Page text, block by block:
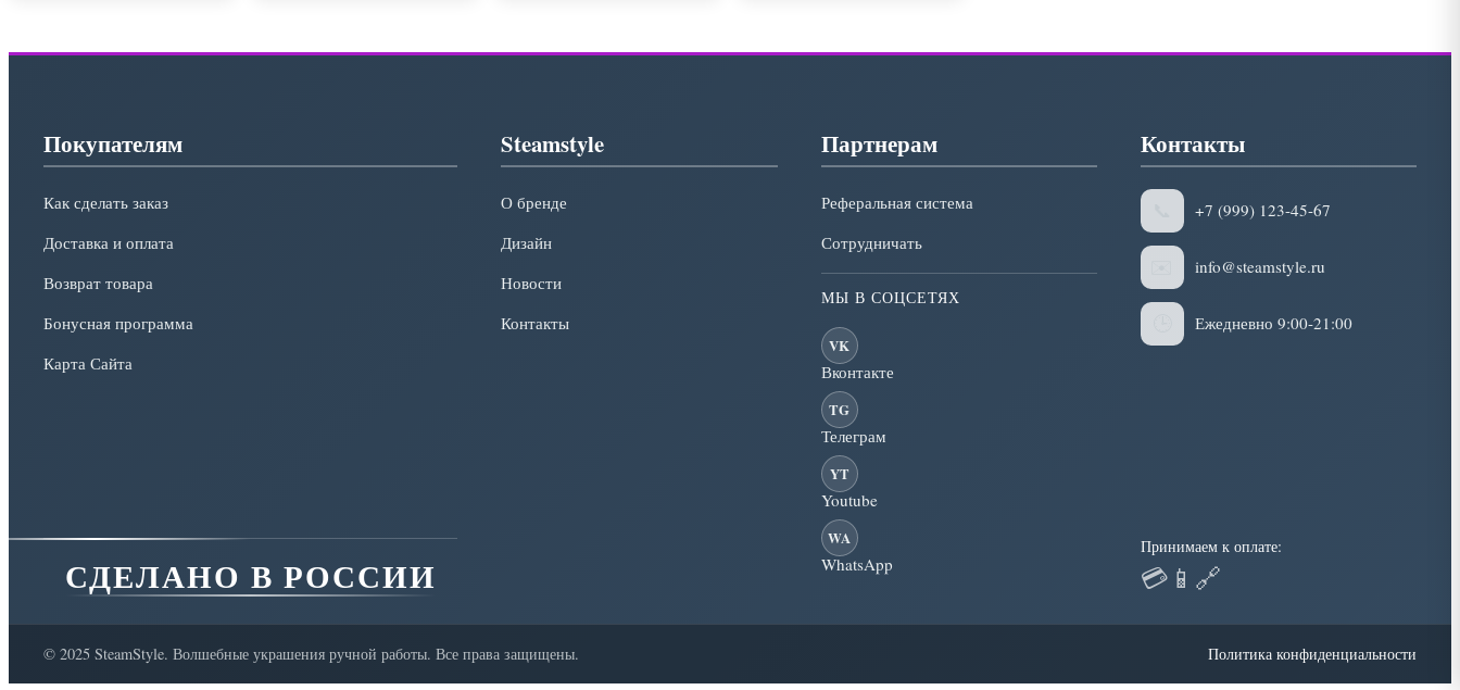
Покупателям
Как сделать заказ
Доставка и оплата
Возврат товара
Бонусная программа
Карта Сайта
СДЕЛАНО В РОССИИ
Steamstyle
О бренде
Дизайн
Новости
Контакты
Партнерам
Реферальная система
Сотрудничать
МЫ В СОЦСЕТЯХ
VK
Вконтакте
TG
Телеграм
YT
Youtube
WA
WhatsApp
Контакты
+7 (999) 123-45-67
info@steamstyle.ru
Ежедневно 9:00-21:00
Принимаем к оплате:
💳 📱 🔗
© 2025 SteamStyle. Волшебные украшения ручной работы. Все права защищены. Политика конфиденциальности